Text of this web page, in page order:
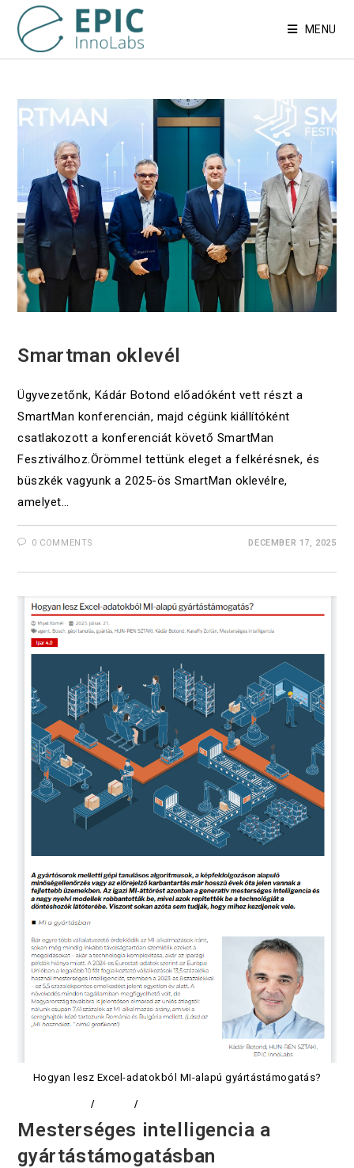
MENU
Smartman oklevél
Ügyvezetőnk, Kádár Botond előadóként vett részt a
SmartMan konferencián, majd cégünk kiállítóként
csatlakozott a konferenciát követő SmartMan
Fesztiválhoz.Örömmel tettünk eleget a felkérésnek, és
büszkék vagyunk a 2025-ös SmartMan oklevélre,
amelyet…
0 COMMENTS DECEMBER 17, 2025
Hogyan lesz Excel-adatokból MI-alapú gyártástámogatás?
/ /
Mesterséges intelligencia a
gyártástámogatásban